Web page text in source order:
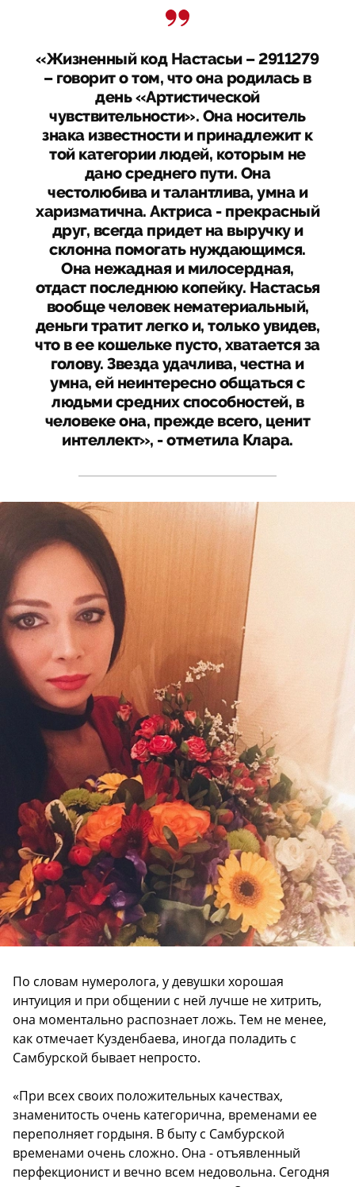
«Жизненный код Настасьи – 2911279
– говорит о том, что она родилась в
день «Артистической
чувствительности». Она носитель
знака известности и принадлежит к
той категории людей, которым не
дано среднего пути. Она
честолюбива и талантлива, умна и
харизматична. Актриса - прекрасный
друг, всегда придет на выручку и
склонна помогать нуждающимся.
Она нежадная и милосердная,
отдаст последнюю копейку. Настасья
вообще человек нематериальный,
деньги тратит легко и, только увидев,
что в ее кошельке пусто, хватается за
голову. Звезда удачлива, честна и
умна, ей неинтересно общаться с
людьми средних способностей, в
человеке она, прежде всего, ценит
интеллект», - отметила Клара.
По словам нумеролога, у девушки хорошая
интуиция и при общении с ней лучше не хитрить,
она моментально распознает ложь. Тем не менее,
как отмечает Кузденбаева, иногда поладить с
Самбурской бывает непросто.
«При всех своих положительных качествах,
знаменитость очень категорична, временами ее
переполняет гордыня. В быту с Самбурской
временами очень сложно. Она - отъявленный
перфекционист и вечно всем недовольна. Сегодня